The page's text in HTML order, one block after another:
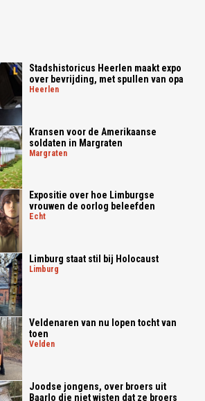
Stadshistoricus Heerlen maakt expo
over bevrijding, met spullen van opa
heerlen
Kransen voor de Amerikaanse
soldaten in Margraten
margraten
Expositie over hoe Limburgse
vrouwen de oorlog beleefden
echt
Limburg staat stil bij Holocaust
limburg
Veldenaren van nu lopen tocht van
toen
velden
Joodse jongens, over broers uit
Baarlo die niet wisten dat ze broers